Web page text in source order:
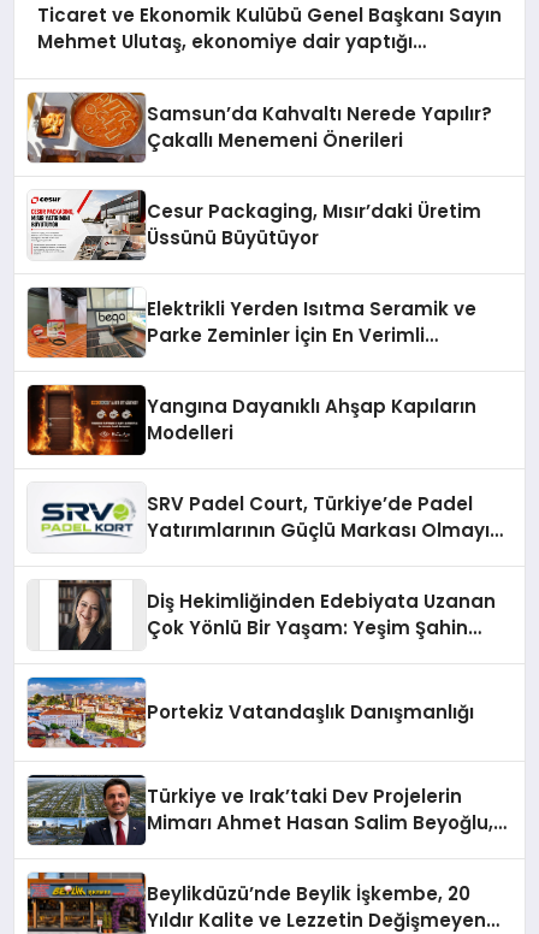
Ticaret ve Ekonomik Kulübü Genel Başkanı Sayın
Mehmet Ulutaş, ekonomiye dair yaptığı
Samsun’da Kahvaltı Nerede Yapılır?
Çakallı Menemeni Önerileri
Cesur Packaging, Mısır’daki Üretim
Üssünü Büyütüyor
Elektrikli Yerden Isıtma Seramik ve
Parke Zeminler İçin En Verimli
Yangına Dayanıklı Ahşap Kapıların
Modelleri
SRV Padel Court, Türkiye’de Padel
Yatırımlarının Güçlü Markası Olmayı
Diş Hekimliğinden Edebiyata Uzanan
Çok Yönlü Bir Yaşam: Yeşim Şahin
Portekiz Vatandaşlık Danışmanlığı
Türkiye ve Irak’taki Dev Projelerin
Mimarı Ahmet Hasan Salim Beyoğlu,
Hayata Geçirecek
Beylikdüzü’nde Beylik İşkembe, 20
Yıldır Kalite ve Lezzetin Değişmeyen